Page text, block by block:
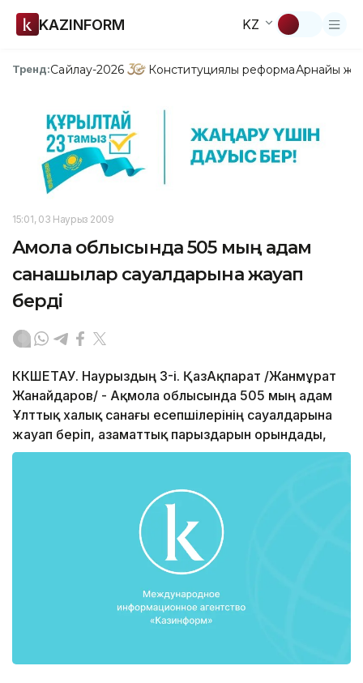
KAZINFORM KZ
Тренд:Сайлау-2026 Конституциялық реформаАрнайы
15:01, 03 Наурыз 2009
Ақмола облысында 505 мың адам
санақшылар сауалдарына жауап
берді
КӨКШЕТАУ. Наурыздың 3-і. ҚазАқпарат /Жанмұрат
Жанайдаров/ - Ақмола облысында 505 мың адам
Ұлттық халық санағы есепшілерінің сауалдарына
жауап беріп, азаматтық парыздарын орындады,